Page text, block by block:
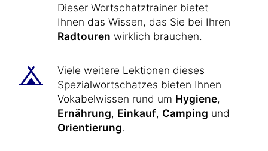
Dieser Wortschatztrainer bietet
Ihnen das Wissen, das Sie bei Ihren
Radtouren wirklich brauchen.
Viele weitere Lektionen dieses
Spezialwortschatzes bieten Ihnen
Vokabelwissen rund um Hygiene,
Ernährung, Einkauf, Camping und
Orientierung.